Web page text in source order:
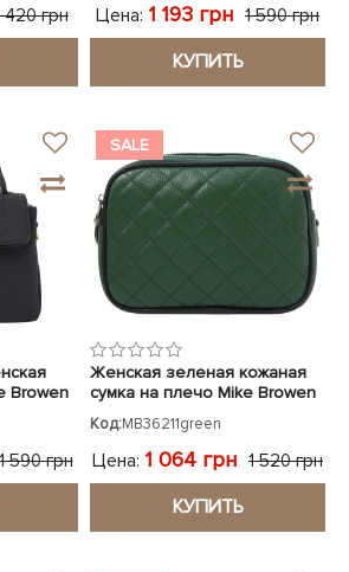
420 грн Цена: 1 193 грн 1 590 грн
КУПИТЬ
Browen
590 грн
SALE
Женская зеленая кожаная
сумка на плечо Mike Browen
Код:MB36211green
Цена: 1 064 грн 1 520 грн
КУПИТЬ